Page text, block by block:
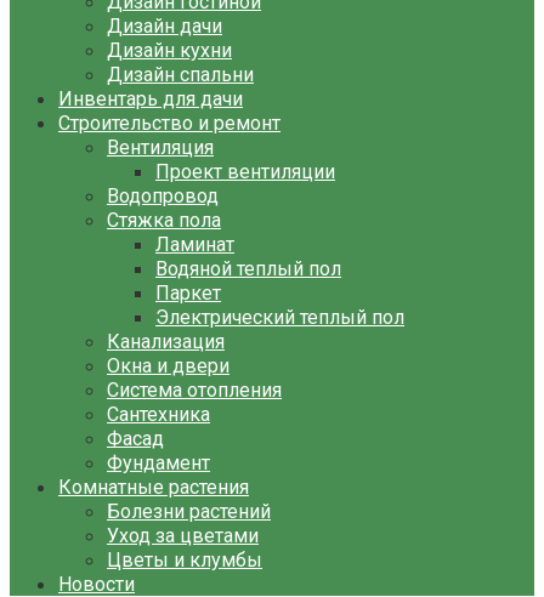
Дизайн дачи
Дизайн кухни
Дизайн спальни
Инвентарь для дачи
Строительство и ремонт
Вентиляция
Проект вентиляции
Водопровод
Стяжка пола
Ламинат
Водяной теплый пол
Паркет
Электрический теплый пол
Канализация
Окна и двери
Система отопления
Сантехника
Фасад
Фундамент
Комнатные растения
Болезни растений
Уход за цветами
Цветы и клумбы
Новости